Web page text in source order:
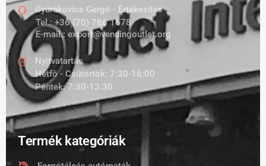
Gyurákovics Gergő - Értékesítés
Tel.:+36 (70) 786 1678
E-mail.: export@vendingoutlet.org
Nyitvatartás
Hétfő - Csütörtök: 7:30-16:00
Péntek: 7:30-13:30
Termék kategóriák